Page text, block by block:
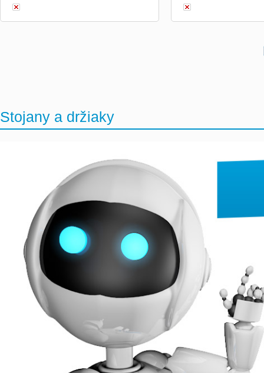
Stojany a držiaky